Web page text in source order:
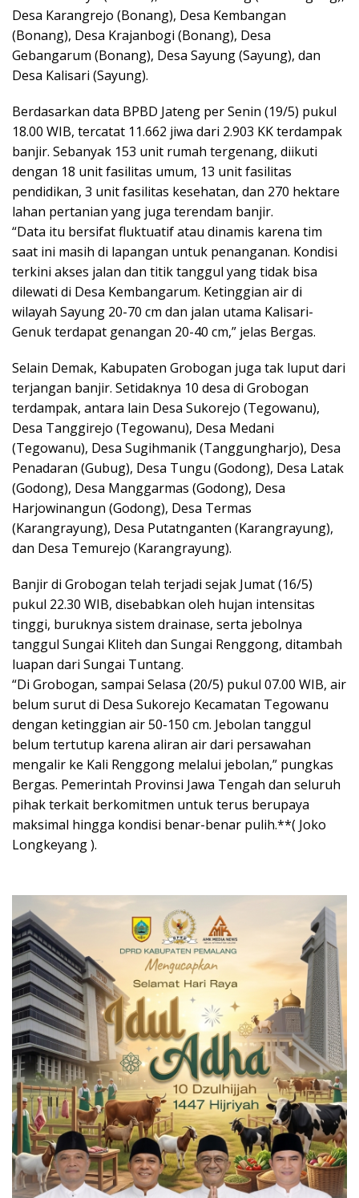
Desa Karangrejo (Bonang), Desa Kembangan
(Bonang), Desa Krajanbogi (Bonang), Desa
Gebangarum (Bonang), Desa Sayung (Sayung), dan
Desa Kalisari (Sayung).
Berdasarkan data BPBD Jateng per Senin (19/5) pukul
18.00 WIB, tercatat 11.662 jiwa dari 2.903 KK terdampak
banjir. Sebanyak 153 unit rumah tergenang, diikuti
dengan 18 unit fasilitas umum, 13 unit fasilitas
pendidikan, 3 unit fasilitas kesehatan, dan 270 hektare
lahan pertanian yang juga terendam banjir.
“Data itu bersifat fluktuatif atau dinamis karena tim
saat ini masih di lapangan untuk penanganan. Kondisi
terkini akses jalan dan titik tanggul yang tidak bisa
dilewati di Desa Kembangarum. Ketinggian air di
wilayah Sayung 20-70 cm dan jalan utama Kalisari-
Genuk terdapat genangan 20-40 cm,” jelas Bergas.
Selain Demak, Kabupaten Grobogan juga tak luput dari
terjangan banjir. Setidaknya 10 desa di Grobogan
terdampak, antara lain Desa Sukorejo (Tegowanu),
Desa Tanggirejo (Tegowanu), Desa Medani
(Tegowanu), Desa Sugihmanik (Tanggungharjo), Desa
Penadaran (Gubug), Desa Tungu (Godong), Desa Latak
(Godong), Desa Manggarmas (Godong), Desa
Harjowinangun (Godong), Desa Termas
(Karangrayung), Desa Putatnganten (Karangrayung),
dan Desa Temurejo (Karangrayung).
Banjir di Grobogan telah terjadi sejak Jumat (16/5)
pukul 22.30 WIB, disebabkan oleh hujan intensitas
tinggi, buruknya sistem drainase, serta jebolnya
tanggul Sungai Kliteh dan Sungai Renggong, ditambah
luapan dari Sungai Tuntang.
“Di Grobogan, sampai Selasa (20/5) pukul 07.00 WIB, air
belum surut di Desa Sukorejo Kecamatan Tegowanu
dengan ketinggian air 50-150 cm. Jebolan tanggul
belum tertutup karena aliran air dari persawahan
mengalir ke Kali Renggong melalui jebolan,” pungkas
Bergas. Pemerintah Provinsi Jawa Tengah dan seluruh
pihak terkait berkomitmen untuk terus berupaya
maksimal hingga kondisi benar-benar pulih.**( Joko
Longkeyang ).